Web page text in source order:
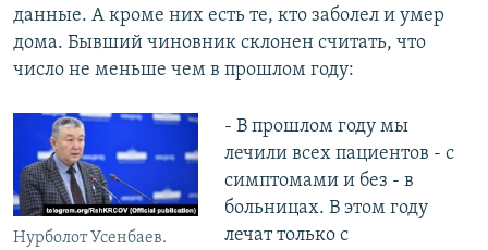
данные. А кроме них есть те, кто заболел и умер
дома. Бывший чиновник склонен считать, что
число не меньше чем в прошлом году:
Нурболот Усенбаев.
- В прошлом году мы
лечили всех пациентов - с
симптомами и без - в
больницах. В этом году
лечат только с